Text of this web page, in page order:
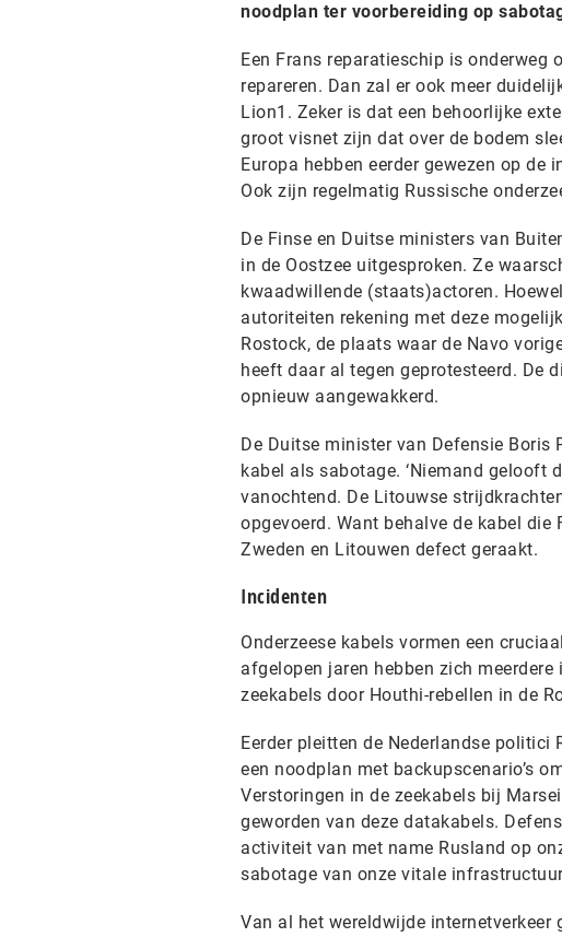
noodplan ter voorbereiding op
Een Frans reparatieschip is onderweg
repareren. Dan zal er ook meer
Lion1. Zeker is dat een behoorlijke
groot visnet zijn dat over de bodem
Europa hebben eerder gewezen op
Ook zijn regelmatig Russische
De Finse en Duitse ministers van
in de Oostzee uitgesproken. Ze
kwaadwillende (staats)actoren.
autoriteiten rekening met deze
Rostock, de plaats waar de Navo
heeft daar al tegen geprotesteerd. De
opnieuw aangewakkerd.
De Duitse minister van Defensie Boris
kabel als sabotage. ‘Niemand gelooft
vanochtend. De Litouwse
opgevoerd. Want behalve de kabel
Zweden en Litouwen defect geraakt.
Incidenten
Onderzeese kabels vormen een
afgelopen jaren hebben zich
zeekabels door Houthi-rebellen in de
Eerder pleitten de Nederlandse
een noodplan met backupscenario’s
Verstoringen in de zeekabels bij
geworden van deze datakabels.
activiteit van met name Rusland op
sabotage van onze vitale
Van al het wereldwijde internetverkeer